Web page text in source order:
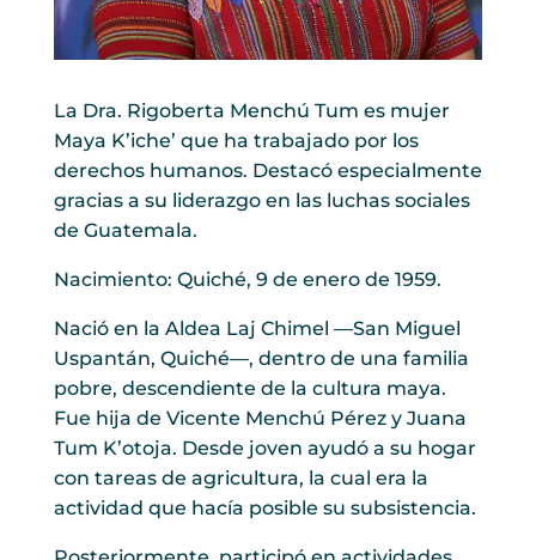
La Dra. Rigoberta Menchú Tum es mujer
Maya K’iche’ que ha trabajado por los
derechos humanos. Destacó especialmente
gracias a su liderazgo en las luchas sociales
de Guatemala.
Nacimiento: Quiché, 9 de enero de 1959.
Nació en la Aldea Laj Chimel —San Miguel
Uspantán, Quiché—, dentro de una familia
pobre, descendiente de la cultura maya.
Fue hija de Vicente Menchú Pérez y Juana
Tum K’otoja. Desde joven ayudó a su hogar
con tareas de agricultura, la cual era la
actividad que hacía posible su subsistencia.